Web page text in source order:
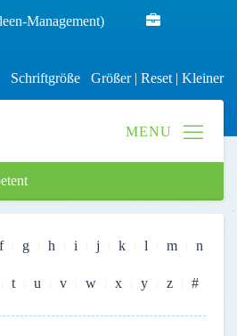
Management)
Schriftgröße Größer| Reset | Kleiner
f g h i j k l m n
t u v w x y z #